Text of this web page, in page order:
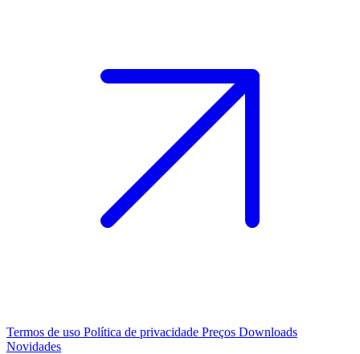
Termos de uso Política de privacidade Preços Downloads
Novidades